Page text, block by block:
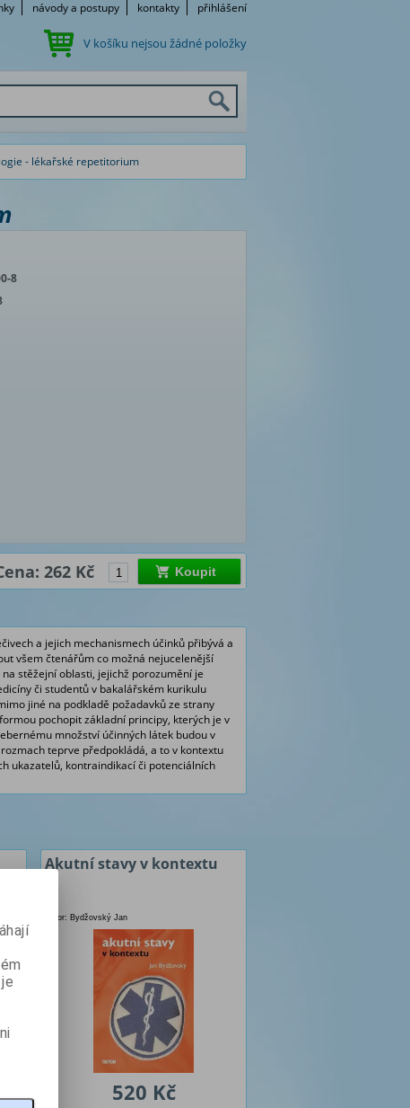
návody a postupy kontakty přihlášení
V košíku nejsou žádné položky
- lékařské repetitorium
8
262 Kč Koupit
a jejich mechanismech účinků přibývá a
všem čtenářům co možná nejucelenější
stěžejní oblasti, jejichž porozumění je
či studentů v bakalářském kurikulu
jiné na podkladě požadavků ze strany
pochopit základní principy, kterých je v
množství účinných látek budou v
teprve předpokládá, a to v kontextu
ukazatelů, kontraindikací či potenciálních
Akutní stavy v kontextu
Autor: Bydžovský Jan
520 Kč